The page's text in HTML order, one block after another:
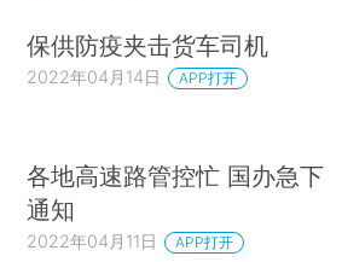
保供防疫夹击货车司机
2022年04月14日 APP打开
各地高速路管控忙 国办急下
通知
2022年04月11日 APP打开